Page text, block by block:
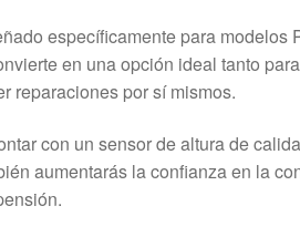
específicamente para modelos
en una opción ideal tanto
reparaciones por sí mismos.
con un sensor de altura de
aumentarás la confianza en la